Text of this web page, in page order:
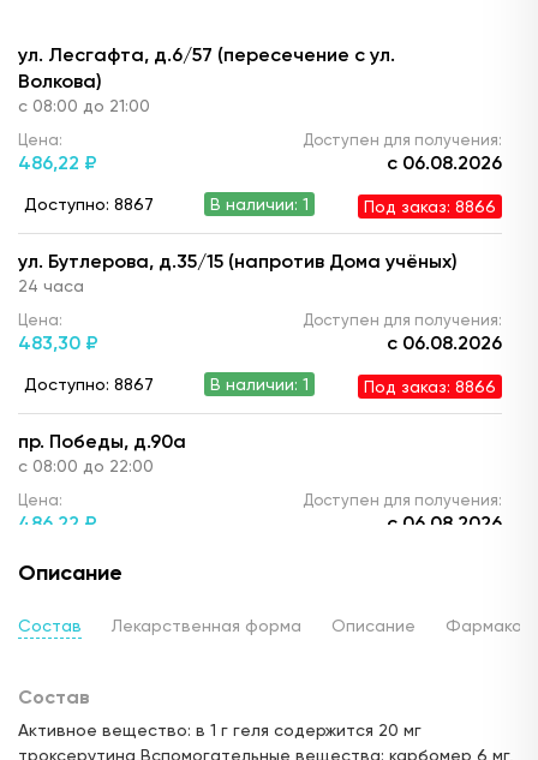
ул. Лесгафта, д.6/57 (пересечение с ул.
Волкова)
с 08:00 до 21:00
Цена:
486,22 ₽
Доступен для получения:
с 06.08.2026
Доступно: 8867 В наличии: 1 Под заказ: 8866
ул. Бутлерова, д.35/15 (напротив Дома учёных)
24 часа
Цена:
483,30 ₽
Доступен для получения:
с 06.08.2026
Доступно: 8867 В наличии: 1 Под заказ: 8866
пр. Победы, д.90а
с 08:00 до 22:00
Цена:
486, 22 ₽
Доступен для получения:
с 06.08.2026
Доступно: 8867
ул. Ю. Фучика, д.90 (ТЦ "Франт")
479,79 ₽
Доступно: 8868 В наличии: 2 Под заказ: 8866
Описание
Состав Лекарственная форма Описание
Состав
Активное вещество: в 1 г геля содержится 20 мг
троксерутина,Вспомогательные вещества: карбомер 6 мг,